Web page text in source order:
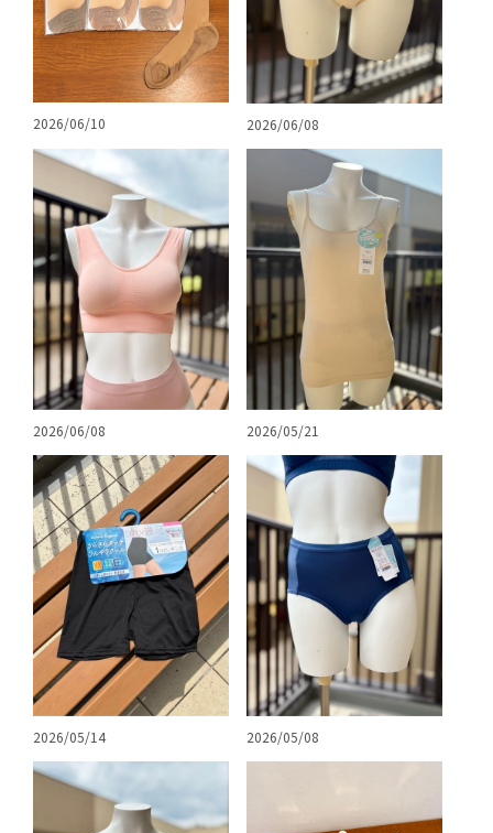
2026/06/10 2026/06/08
2026/06/08 2026/05/21
2026/05/14 2026/05/08